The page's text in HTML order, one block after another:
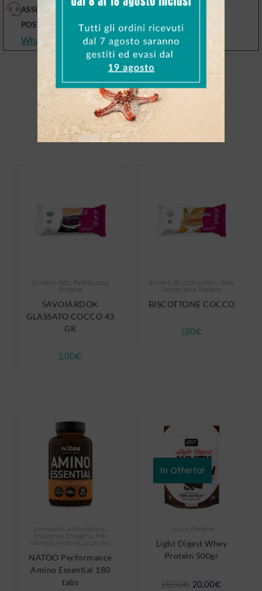
ASSISTENZA PRE E
POST VENDITA
WhatsApp, email, telefono
Alimenti , Keto, Perdita peso,
Proteine
SAVOIARDOK
GLASSATO COCCO 43
GR
2,00€
Alimenti, Biscotti proteici, Keto,
Perdita peso, Proteine
BISCOTTONE COCCO
1,90€
Aminoacidi Anticatabolici
Endurance Energetici
Pre-
workout, Proteine, Salutistici
NATOO Performance
Amino Essential 180
tabs
In Offerta!
Novità Proteine
Light Digest Whey
Protein 500gr
28,90€ 20,00€